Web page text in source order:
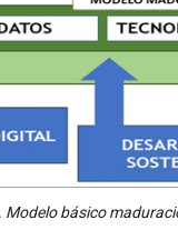
Modelo básico